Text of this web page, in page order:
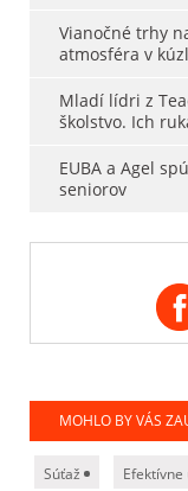
Vianočné trhy
atmosféra v
Mladí lídri z
školstvo. Ich
EUBA a Agel
seniorov
MOHLO BY VÁS
Súťaž Efektívne